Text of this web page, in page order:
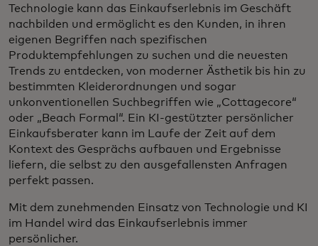
Technologie kann das Einkaufserlebnis im Geschäft
nachbilden und ermöglicht es den Kunden, in ihren
eigenen Begriffen nach spezifischen
Produktempfehlungen zu suchen und die neuesten
Trends zu entdecken, von moderner Ästhetik bis hin zu
bestimmten Kleiderordnungen und sogar
unkonventionellen Suchbegriffen wie „Cottagecore“
oder „Beach Formal“. Ein KI-gestützter persönlicher
Einkaufsberater kann im Laufe der Zeit auf dem
Kontext des Gesprächs aufbauen und Ergebnisse
liefern, die selbst zu den ausgefallensten Anfragen
perfekt passen.
Mit dem zunehmenden Einsatz von Technologie und KI
im Handel wird das Einkaufserlebnis immer
persönlicher.